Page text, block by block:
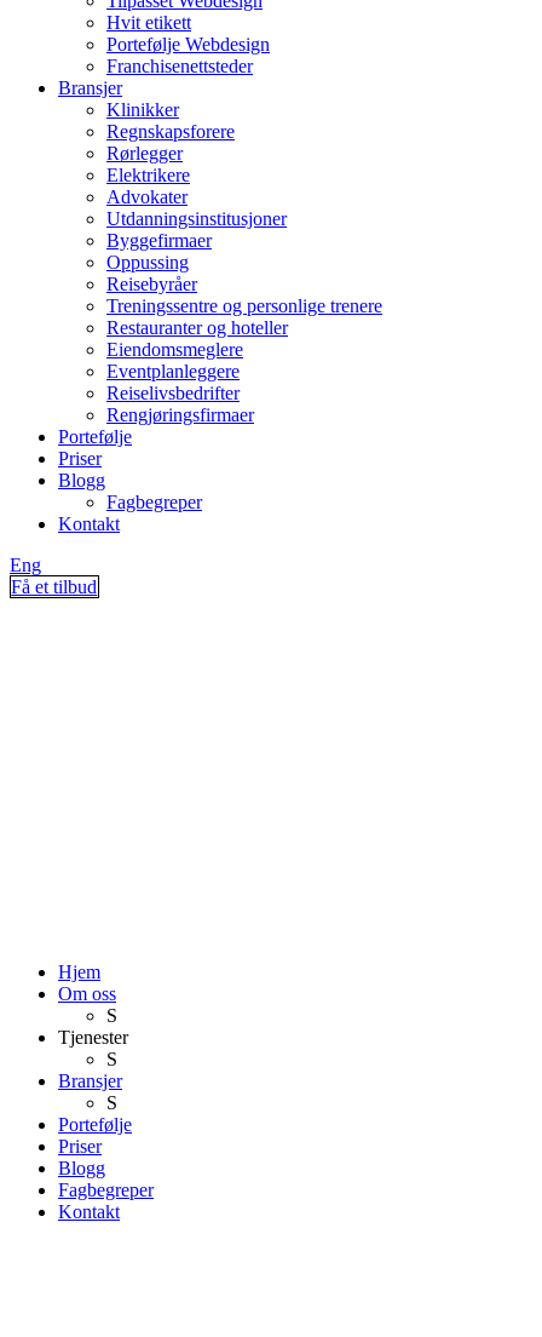
Hvit etikett
Portefølje Webdesign
Franchisenettsteder
Bransjer
Klinikker
Regnskapsforere
Rørlegger
Elektrikere
Advokater
Utdanningsinstitusjoner
Byggefirmaer
Oppussing
Reisebyråer
Treningssentre og personlige trenere
Restauranter og hoteller
Eiendomsmeglere
Eventplanleggere
Reiselivsbedrifter
Rengjøringsfirmaer
Portefølje
Priser
Blogg
Fagbegreper
Kontakt
Eng
Få et tilbud
Hjem
Om oss
S
Tjenester
S
Bransjer
S
Portefølje
Priser
Blogg
Fagbegreper
Kontakt